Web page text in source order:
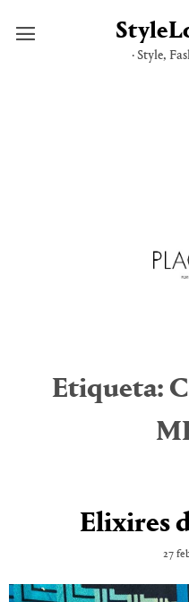
· Style,
Etiqueta:
Elixires
27